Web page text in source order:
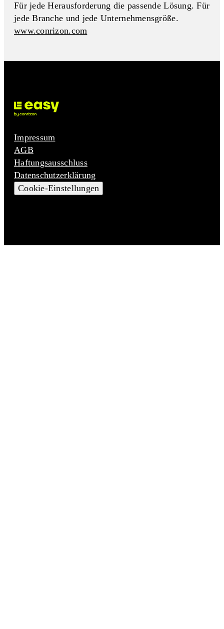
Für jede Herausforderung die passende Lösung. Für
jede Branche und jede Unternehmensgröße.
www.conrizon.com
Impressum
AGB
Haftungsausschluss
Datenschutzerklärung
Cookie-Einstellungen